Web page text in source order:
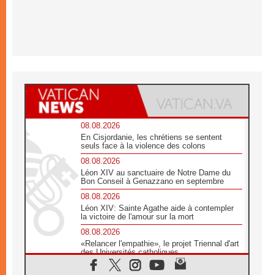
08.08.2026
En Cisjordanie, les chrétiens se sentent
seuls face à la violence des colons
08.08.2026
Léon XIV au sanctuaire de Notre Dame du
Bon Conseil à Genazzano en septembre
08.08.2026
Léon XIV: Sainte Agathe aide à contempler
la victoire de l'amour sur la mort
08.08.2026
«Relancer l'empathie», le projet Triennal d'art
des Universités catholiques
08.08.2026